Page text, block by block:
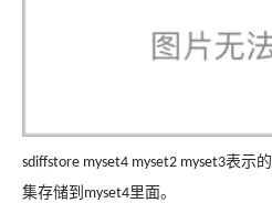
sdiffstore myset4 myset2 myset3表示
集存储到 myset4里面。